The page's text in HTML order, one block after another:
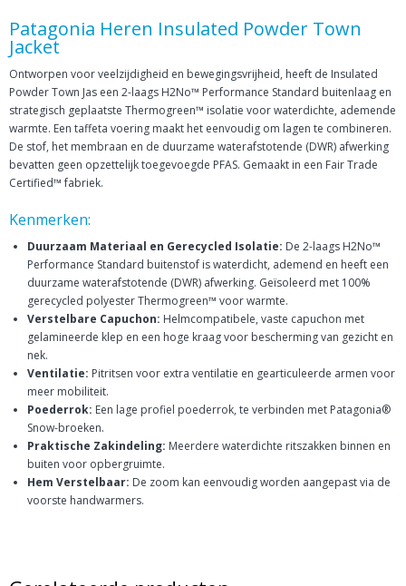
Patagonia Heren Insulated Powder Town
Jacket
Ontworpen voor veelzijdigheid en bewegingsvrijheid, heeft de Insulated
Powder Town Jas een 2-laags H2No™ Performance Standard buitenlaag en
strategisch geplaatste Thermogreen™ isolatie voor waterdichte, ademende
warmte. Een taffeta voering maakt het eenvoudig om lagen te combineren.
De stof, het membraan en de duurzame waterafstotende (DWR) afwerking
bevatten geen opzettelijk toegevoegde PFAS. Gemaakt in een Fair Trade
Certified™ fabriek.
Kenmerken:
Duurzaam Materiaal en Gerecycled Isolatie: De 2-laags H2No™
Performance Standard buitenstof is waterdicht, ademend en heeft een
duurzame waterafstotende (DWR) afwerking. Geïsoleerd met 100%
gerecycled polyester Thermogreen™ voor warmte.
Verstelbare Capuchon: Helmcompatibele, vaste capuchon met
gelamineerde klep en een hoge kraag voor bescherming van gezicht en
nek.
Ventilatie: Pitritsen voor extra ventilatie en gearticuleerde armen voor
meer mobiliteit.
Poederrok: Een lage profiel poederrok, te verbinden met Patagonia®
Snow-broeken.
Praktische Zakindeling: Meerdere waterdichte ritszakken binnen en
buiten voor opbergruimte.
Hem Verstelbaar: De zoom kan eenvoudig worden aangepast via de
voorste handwarmers.